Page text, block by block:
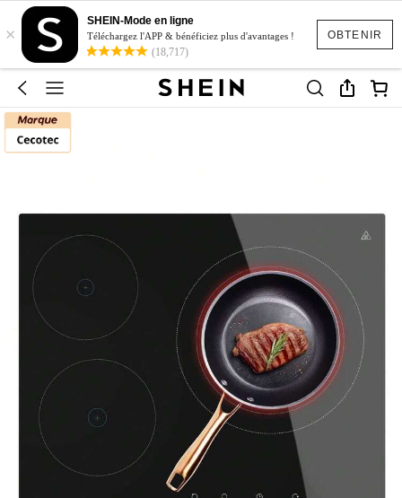
OBTENIR
×
SHEIN-Mode en ligne
Téléchargez l'APP & bénéficiez plus d'avantages !
(18,717)